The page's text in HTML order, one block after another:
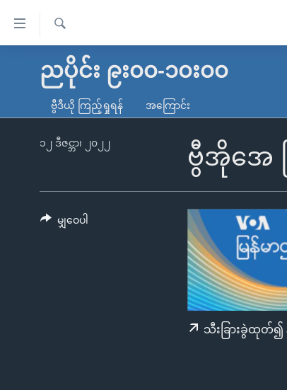
လွယ်ကူ
သည့်
မူလစာမျက်နှာ
ကမ္ဘာ့သတင်းများ
နိုင်ငံတကာ
တရုတ်
အစ္စရေး-ပါလက်စတိုင်း
ရပ်ဝန်းတခု လမ်းတခု အလွန်
အင်္ဂလိပ်စာလေ့လာမယ်
ရ
လာ
ညပိုင်း ၉း၀၀-၁၀း၀၀
ဗွီဒီယို ကြည့်ရှုရန် အကြောင်း
ဗွီအိုအေ မ
၁၂ ဒီဇင္ဘာ၊ ၂၀၂၂
သီးခြားခွဲထုတ်၍
မျှဝေပါ